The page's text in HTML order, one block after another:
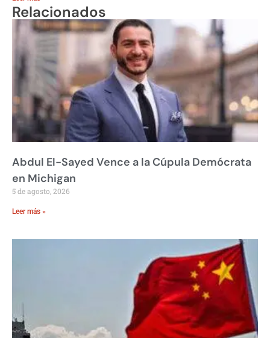
Relacionados
Abdul El-Sayed Vence a la Cúpula Demócrata
en Michigan
5 de agosto, 2026
Leer más »